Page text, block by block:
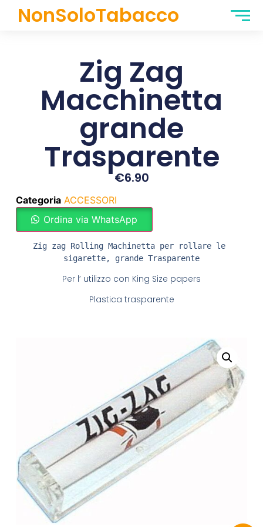
NonSoloTabacco
Zig Zag
Macchinetta
grande
Trasparente
€6.90
Categoria ACCESSORI
Ordina via WhatsApp
Zig zag Rolling Machinetta per rollare le
sigarette, grande Trasparente
Per l’ utilizzo con King Size papers
Plastica trasparente